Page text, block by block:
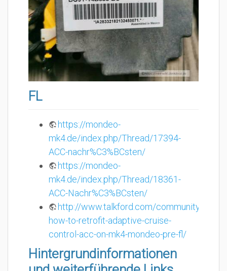
FL
https://mondeo-
mk4.de/index.php/Thread/17394-
ACC-nachr%C3%BCsten/
https://mondeo-
mk4.de/index.php/Thread/18361-
ACC-Nachr%C3%BCsten/
http://www.talkford.com/community/
how-to-retrofit-adaptive-cruise-
control-acc-on-mk4-mondeo-pre-fl/
Hintergrundinformationen